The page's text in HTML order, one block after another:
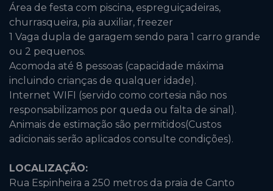
Área de festa com piscina, espreguiçadeiras,
churrasqueira, pia auxiliar, freezer
1 Vaga dupla de garagem sendo para 1 carro grande
ou 2 pequenos.
Acomoda até 8 pessoas (capacidade máxima
incluindo crianças de qualquer idade).
Internet WIFI (servido como cortesia não nos
responsabilizamos por queda ou falta de sinal).
Animais de estimação são permitidos(Custos
adicionais serão aplicados consulte condições).
LOCALIZAÇÃO:
Rua Espinheira a 250 metros da praia de Canto